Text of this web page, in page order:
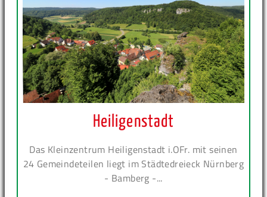
Heiligenstadt
Das Kleinzentrum Heiligenstadt i.OFr. mit seinen
24 Gemeindeteilen liegt im Städtedreieck Nürnberg
- Bamberg -...